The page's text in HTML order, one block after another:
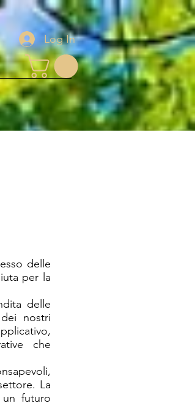
Log In
delle
per la
delle
nostri
che
La
futuro